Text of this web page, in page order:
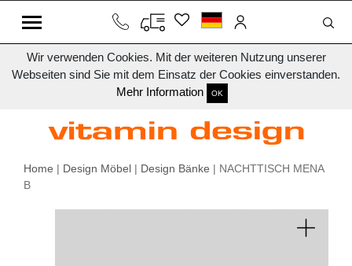
Wir verwenden Cookies. Mit der weiteren Nutzung unserer
Webseiten sind Sie mit dem Einsatz der Cookies einverstanden.
Mehr Information
OK
Home | Design Möbel | Design Bänke | NACHTTISCH MENA
B